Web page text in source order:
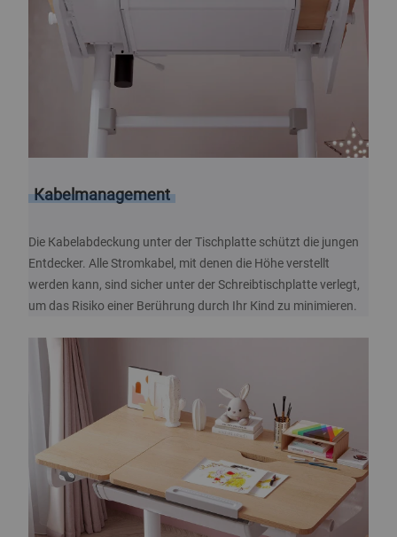
Kabelmanagement
Die Kabelabdeckung unter der Tischplatte schützt die jungen
Entdecker. Alle Stromkabel, mit denen die Höhe verstellt
werden kann, sind sicher unter der Schreibtischplatte verlegt,
um das Risiko einer Berührung durch Ihr Kind zu minimieren.